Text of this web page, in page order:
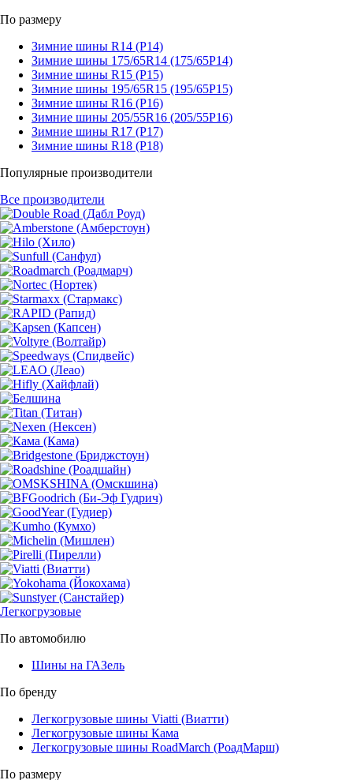
По размеру
Зимние шины R14 (Р14)
Зимние шины 175/65R14 (175/65Р14)
Зимние шины R15 (Р15)
Зимние шины 195/65R15 (195/65Р15)
Зимние шины R16 (Р16)
Зимние шины 205/55R16 (205/55Р16)
Зимние шины R17 (Р17)
Зимние шины R18 (Р18)
Популярные производители
Все производители
Легкогрузовые
По автомобилю
Шины на ГАЗель
По бренду
Легкогрузовые шины Viatti (Виатти)
Легкогрузовые шины Кама
Легкогрузовые шины RoadMarch (РоадМарш)
По размеру